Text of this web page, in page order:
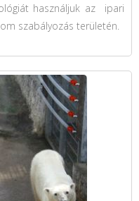
használjuk az ipari
szabályozás területén.